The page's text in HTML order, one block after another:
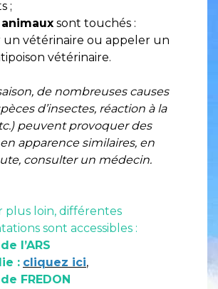
;
animaux sont touchés :
vétérinaire ou appeler un
vétérinaire.
de nombreuses causes
d’insectes, réaction à la
peuvent provoquer des
apparence similaires, en
consulter un médecin.
plus loin, différentes
sont accessibles :
l’ARS
: cliquez ici,
FREDON